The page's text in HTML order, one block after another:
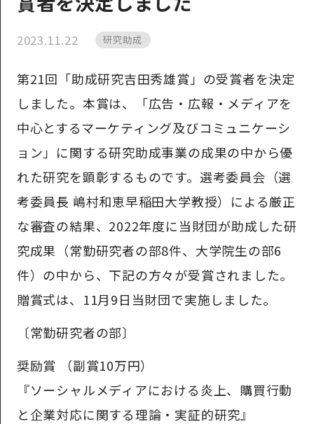
2023.11.22 研究助成
第21回「助成研究吉田秀雄賞」の受賞者を決定
しました。本賞は、「広告・広報・メディアを
中心とするマーケティング及びコミュニケーシ
ョン」に関する研究助成事業の成果の中から優
れた研究を顕彰するものです。選考委員会（選
考委員長 嶋村和恵早稲田大学教授）による厳正
な審査の結果、2022年度に当財団が助成した研
究成果（常勤研究者の部8件、大学院生の部6
件）の中から、下記の方々が受賞されました。
贈賞式は、11月9日当財団で実施しました。
〔常勤研究者の部〕
奨励賞 （副賞10万円）
『ソーシャルメディアにおける炎上、購買行動
と企業対応に関する理論・実証的研究』